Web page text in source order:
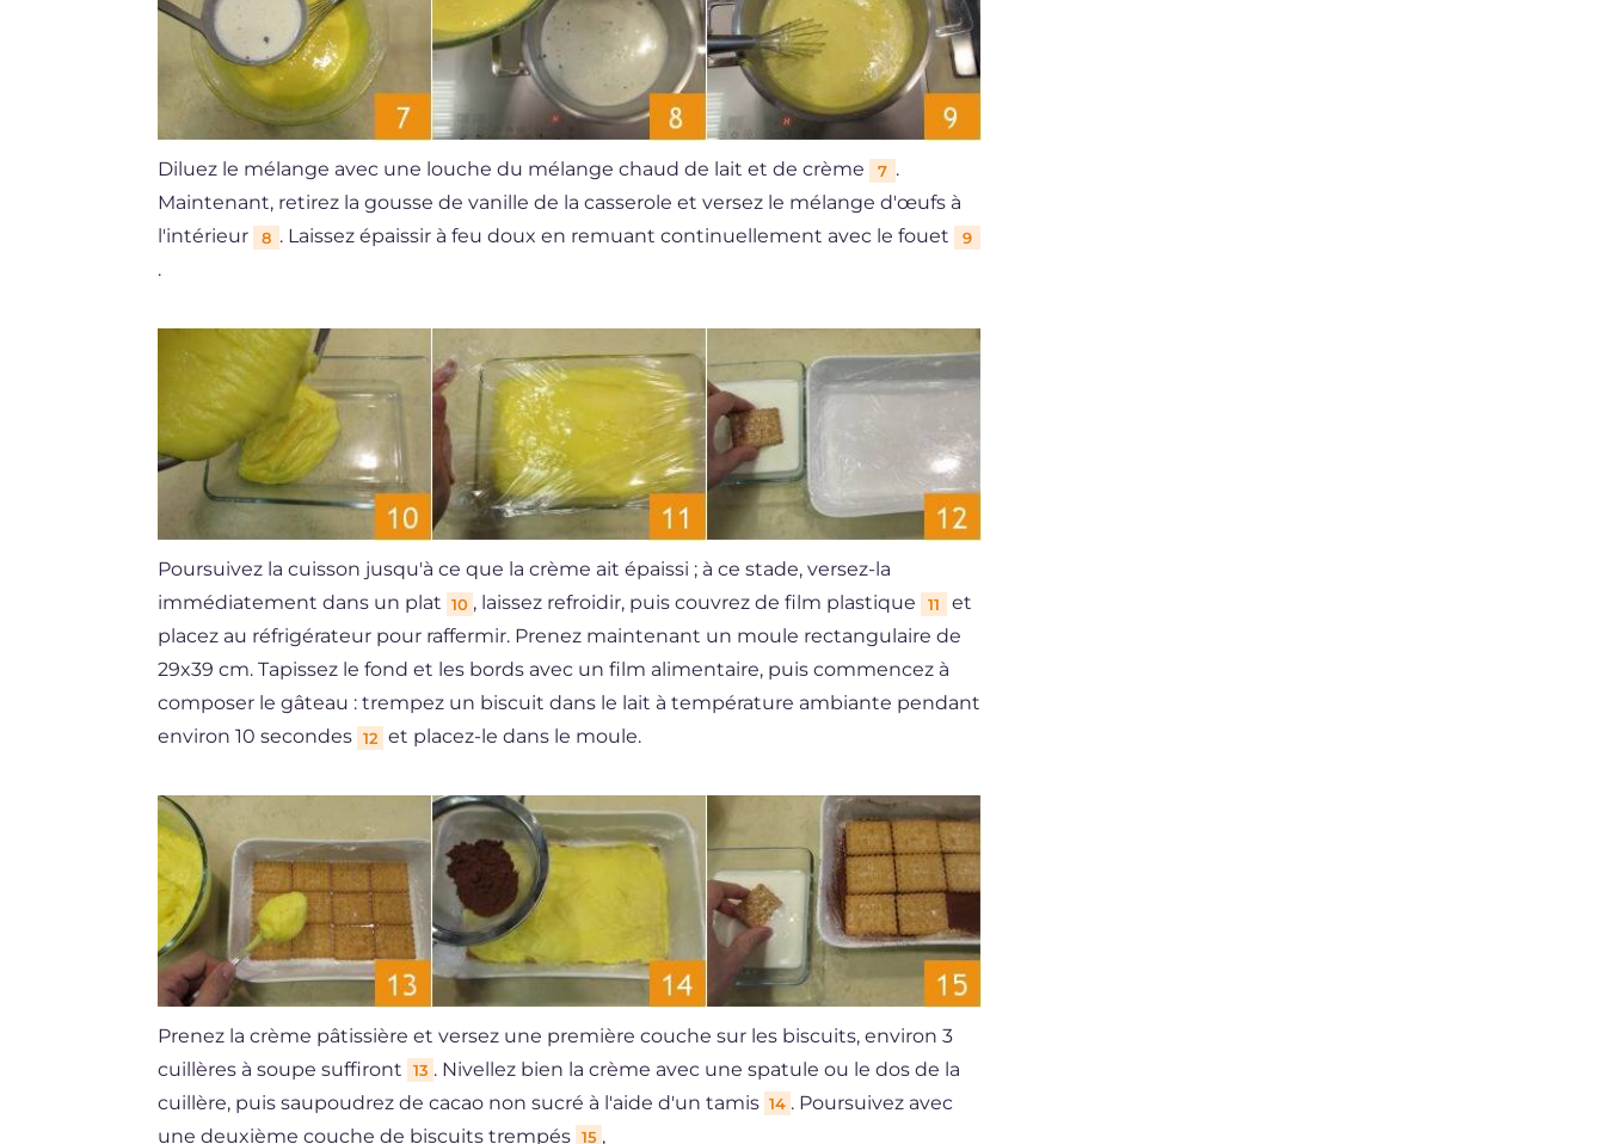
Diluez le mélange avec une louche du mélange chaud de lait et de crème 7 .
Maintenant, retirez la gousse de vanille de la casserole et versez le mélange d'œufs à
l'intérieur
8 . Laissez épaissir à feu doux en remuant continuellement avec le fouet 9
.
Poursuivez la cuisson jusqu'à ce que la crème ait épaissi ; à ce stade, versez-la
immédiatement dans un plat 10 , laissez refroidir, puis couvrez de film plastique 11
et
placez au réfrigérateur pour raffermir. Prenez maintenant un moule rectangulaire de
29x39 cm. Tapissez le fond et les bords avec un film alimentaire, puis commencez à
composer le gâteau : trempez un biscuit dans le lait à température ambiante pendant
environ 10 secondes 12 et placez-le dans le moule.
Prenez la crème pâtissière et versez une première couche sur les biscuits, environ 3
cuillères à soupe suffiront
13 . Nivellez bien la crème avec une spatule ou le dos de la
cuillère, puis saupoudrez de cacao non sucré à l'aide d'un tamis 14 . Poursuivez avec
une deuxième couche de biscuits trempés 15 ,